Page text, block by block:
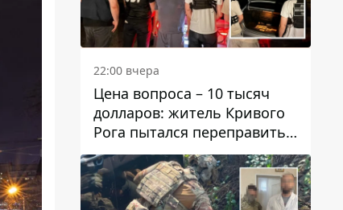
22:00 вчера
Цена вопроса – 10 тысяч
долларов: житель Кривого
Рога пытался переправить
мужчину в Словакию